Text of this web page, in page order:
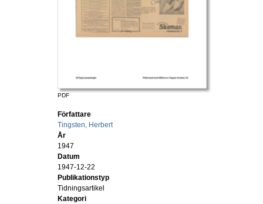
PDF
Författare
Tingsten, Herbert
År
1947
Datum
1947-12-22
Publikationstyp
Tidningsartikel
Kategori